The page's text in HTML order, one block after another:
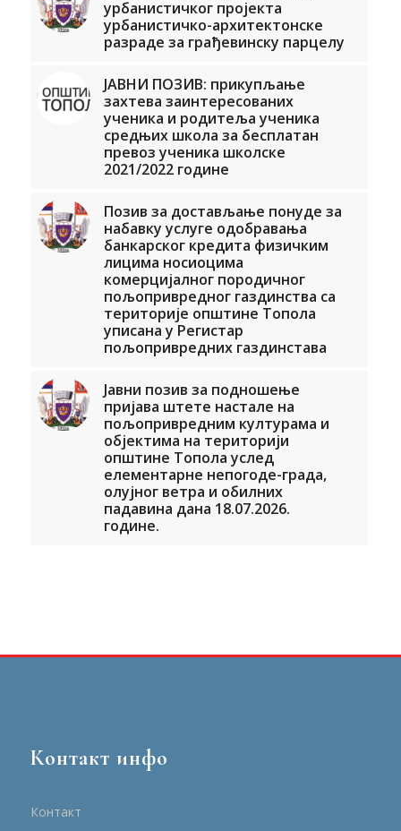
урбанистичког пројекта
урбанистичко-архитектонске
разраде за грађевинску парцелу
ЈАВНИ ПОЗИВ: прикупљање
захтева заинтересованих
ученика и родитеља ученика
средњих школа за бесплатан
превоз ученика школске
2021/2022 године
Позив за достављање понуде за
набавку услуге одобравања
банкарског кредита физичким
лицима носиоцима
комерцијалног породичног
пољопривредног газдинства са
територије општине Топола
уписана у Регистар
пољопривредних газдинстава
Јавни позив за подношење
пријава штете настале на
пољопривредним културама и
објектима на територији
општине Топола услед
елементарне непогоде-града,
олујног ветра и обилних
падавина дана 18.07.2026.
године.
Контакт инфо
Контакт